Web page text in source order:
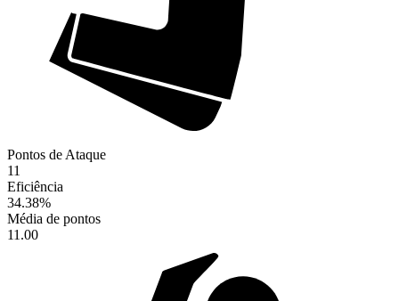
Pontos de Ataque
11
Eficiência
34.38%
Média de pontos
11.00